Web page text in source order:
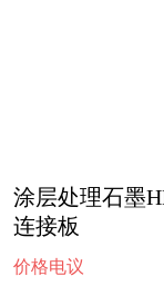
涂层处理石墨
连接板
价格电议